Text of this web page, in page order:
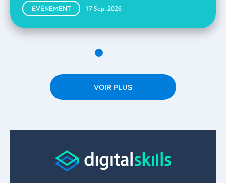
ÉVÈNEMENT 17 Sep. 2026
VOIR PLUS